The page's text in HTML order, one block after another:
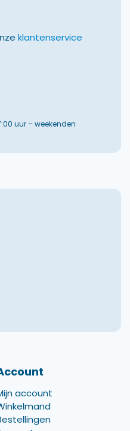
klantenservice
uur – weekenden
account